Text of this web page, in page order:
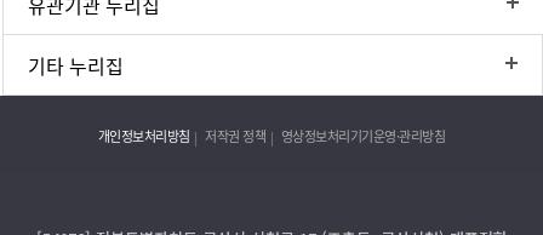
기타 누리집
개인정보처리방침 저작권 정책 영상정보처리기기운영·관리방침